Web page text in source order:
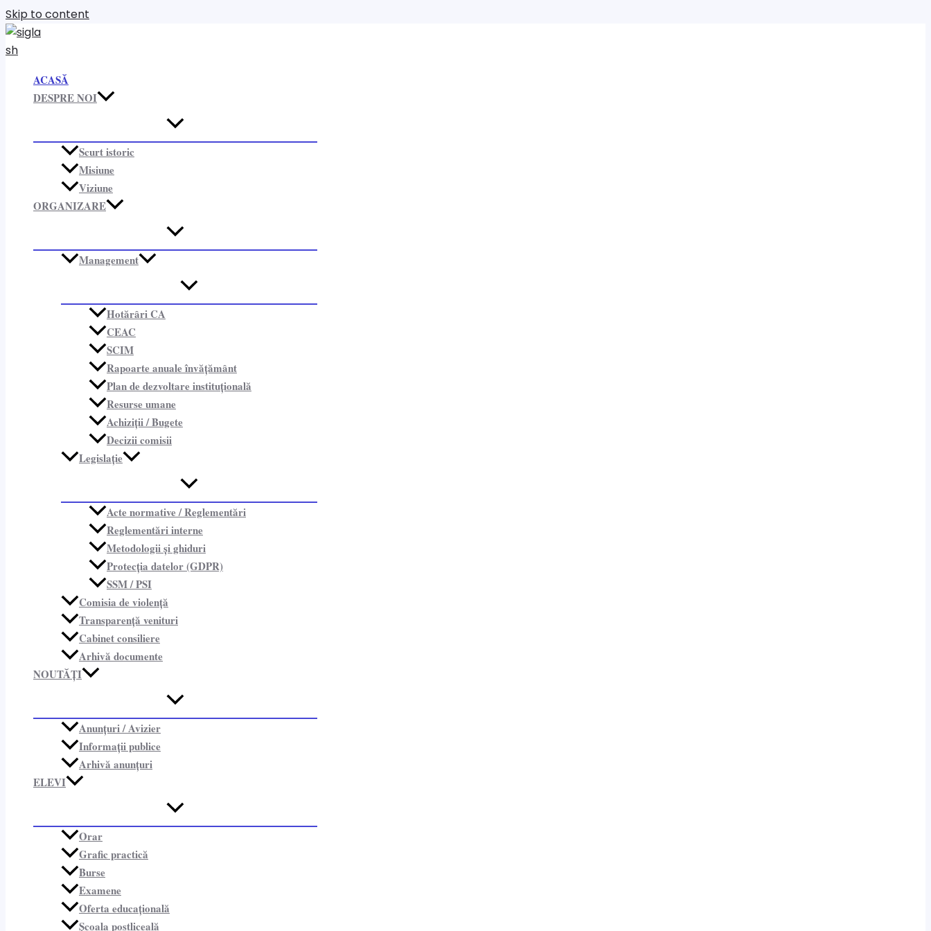
Skip to content
ACASĂ
DESPRE NOI
Scurt istoric
Misiune
Viziune
ORGANIZARE​
Management
Hotărâri CA
CEAC
SCIM
Rapoarte anuale învățământ
Plan de dezvoltare instituțională
Resurse umane
Achiziții / Bugete
Decizii comisii
Legislație
Acte normative / Reglementări
Reglementări interne
Metodologii și ghiduri
Protecția datelor (GDPR)
SSM / PSI
Comisia de violență
Transparență venituri
Cabinet consiliere​
Arhivă documente
NOUTĂȚI
Anunțuri / Avizier
Informații publice​
Arhivă anunțuri
ELEVI
Orar
Grafic practică
Burse
Examene
Oferta educațională
Școala postliceală